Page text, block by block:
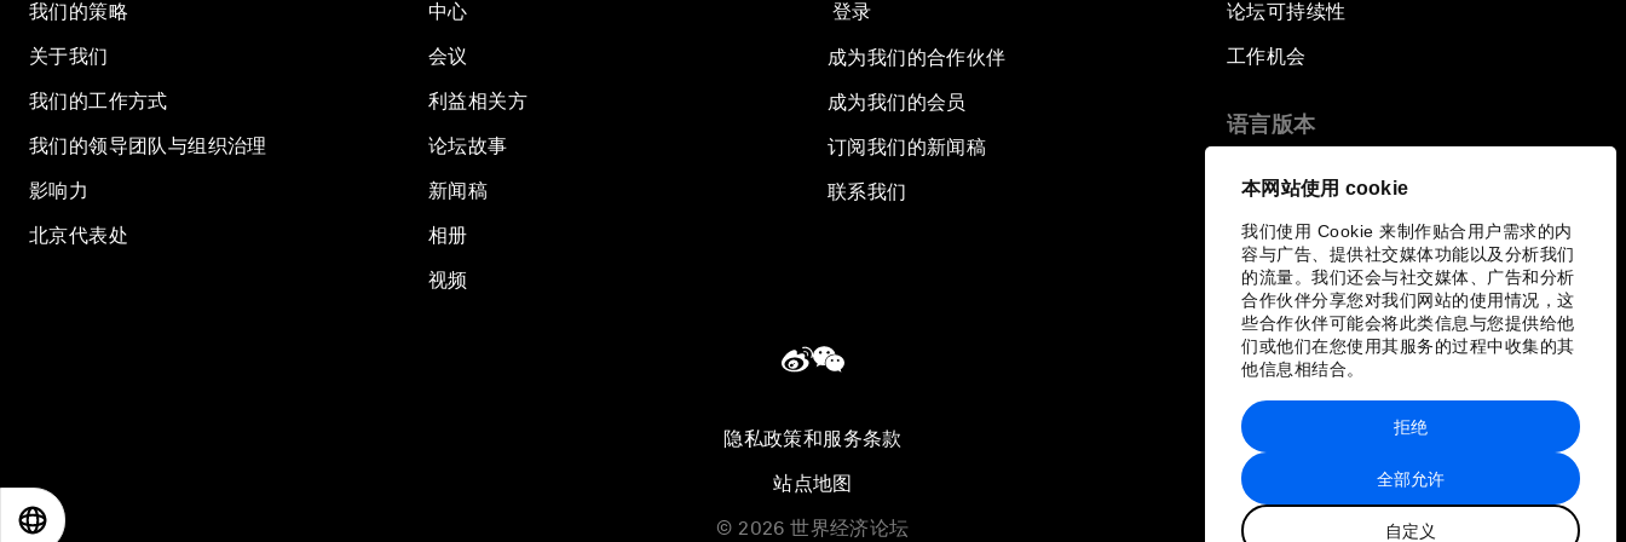
本网站使用 cookie
我们使用 Cookie 来制作贴合用户需求的内
容与广告、提供社交媒体功能以及分析我们
的流量。我们还会与社交媒体、广告和分析
合作伙伴分享您对我们网站的使用情况，这
些合作伙伴可能会将此类信息与您提供给他
们或他们在您使用其服务的过程中收集的其
他信息相结合。
全部允许
自定义
拒绝
我们的策略
关于我们
我们的工作方式
我们的领导团队与组织治理
影响力
北京代表处
中心
会议
利益相关方
论坛故事
新闻稿
相册
视频
登录
成为我们的合作伙伴
成为我们的会员
订阅我们的新闻稿
联系我们
论坛可持续性
工作机会
语言版本
隐私政策和服务条款
站点地图
© 2026 世界经济论坛